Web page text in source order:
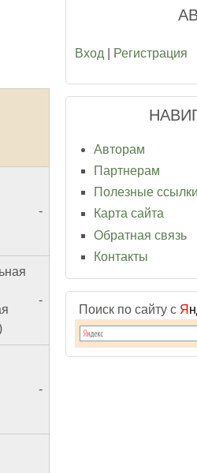
-
-
-
Вход Регистрация
Авторам
Партнерам
Полезные ссылки
Карта сайта
Обратная связь
Контакты
Поиск по сайту с Я